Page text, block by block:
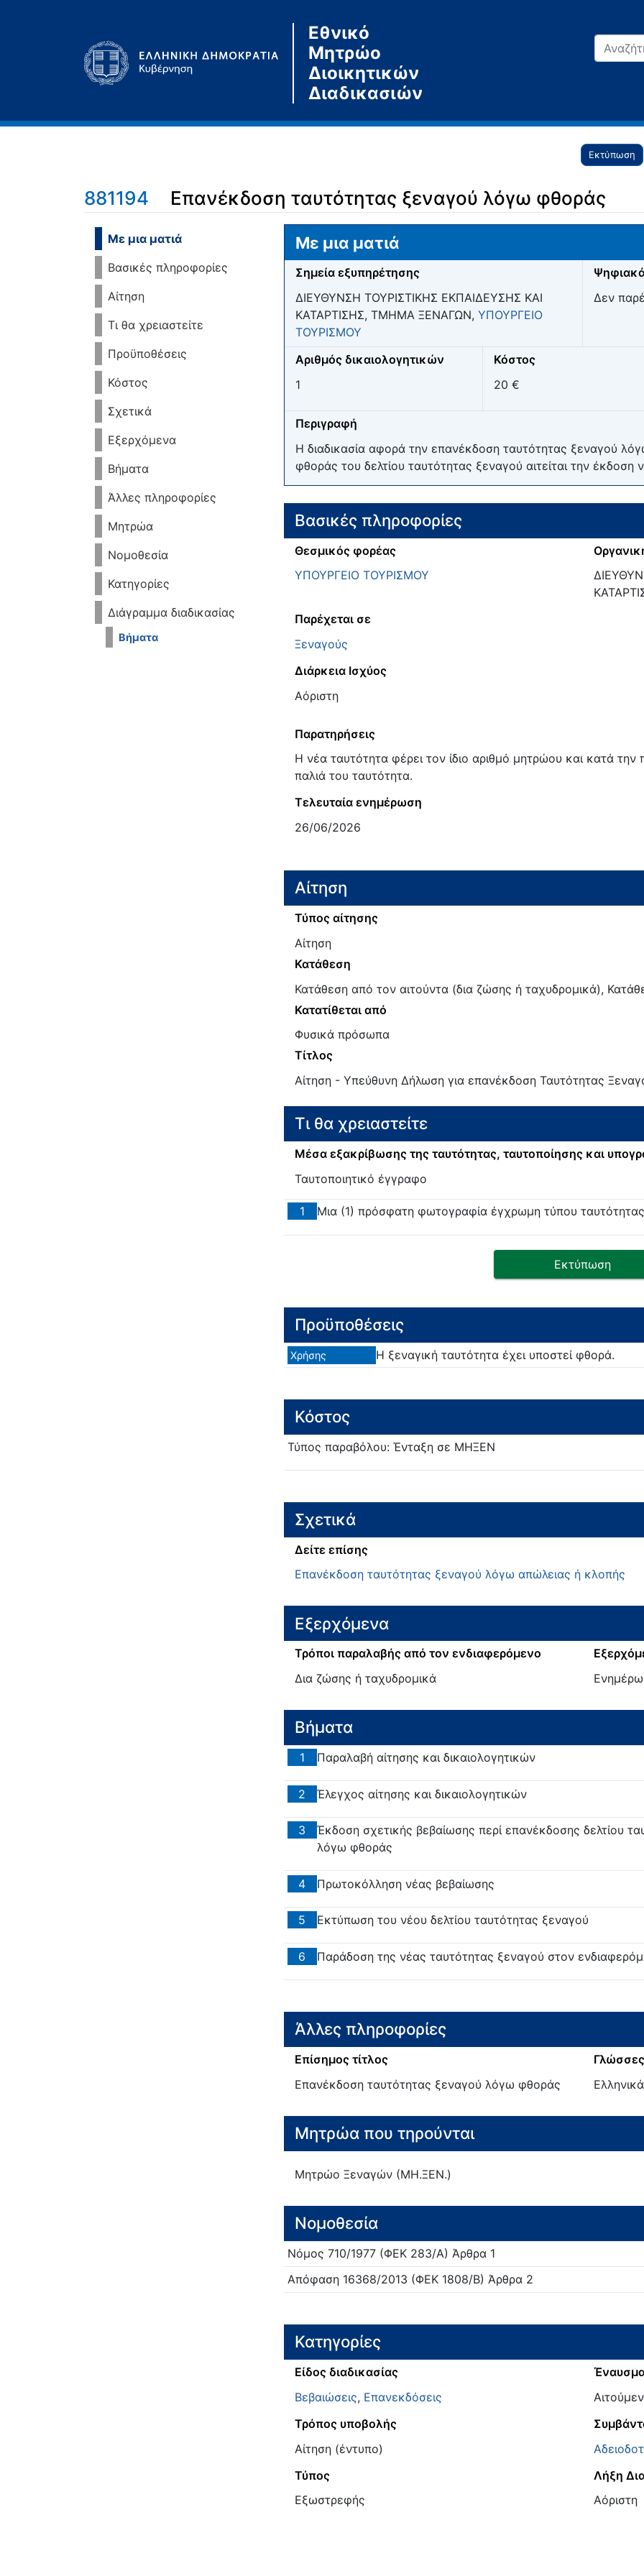
Εθνικό
Μητρώο
Διοικητικών
Διαδικασιών
Εκτύπωση
881194 Επανέκδοση ταυτότητας ξεναγού λόγω φθοράς
Μετάβαση σε: πλοήγηση
Με μια ματιά
Βασικές πληροφορίες
Αίτηση
Τι θα χρειαστείτε
Προϋποθέσεις
Κόστος
Σχετικά
Εξερχόμενα
Βήματα
Άλλες πληροφορίες
Μητρώα
Νομοθεσία
Κατηγορίες
Διάγραμμα διαδικασίας
Βήματα
Με μια ματιά
Σημεία εξυπηρέτησης
ΔΙΕΥΘΥΝΣΗ ΤΟΥΡΙΣΤΙΚΗΣ ΕΚΠΑΙΔΕΥΣΗΣ ΚΑΙ
ΚΑΤΑΡΤΙΣΗΣ, ΤΜΗΜΑ ΞΕΝΑΓΩΝ, ΥΠΟΥΡΓΕΙΟ
ΤΟΥΡΙΣΜΟΥ
Δεν
Αριθμός δικαιολογητικών
1
Κόστος
20 €
Περιγραφή
Η διαδικασία αφορά την επανέκδοση ταυτότητας ξεναγού
φθοράς του δελτίου ταυτότητας ξεναγού αιτείται την έκδοση
Βασικές πληροφορίες
Θεσμικός φορέας
ΥΠΟΥΡΓΕΙΟ ΤΟΥΡΙΣΜΟΥ
Παρέχεται σε
Ξεναγούς
Διάρκεια Ισχύος
Αόριστη
Παρατηρήσεις
Η νέα ταυτότητα φέρει τον ίδιο αριθμό μητρώου και κατά
παλιά του ταυτότητα.
Τελευταία ενημέρωση
26/06/2026
Αίτηση
Τύπος αίτησης
Αίτηση
Κατάθεση
Κατάθεση από τον αιτούντα (δια ζώσης ή ταχυδρομικά),
Κατατίθεται από
Φυσικά πρόσωπα
Τίτλος
Αίτηση - Υπεύθυνη Δήλωση για επανέκδοση Ταυτότητας
Τι θα χρειαστείτε
Μέσα εξακρίβωσης της ταυτότητας, ταυτοποίησης και
Ταυτοποιητικό έγγραφο
1 Μια (1) πρόσφατη φωτογραφία έγχρωμη τύπου
Εκτύπωση
Προϋποθέσεις
Χρήσης Η ξεναγική ταυτότητα έχει υποστεί φθορά.
Κόστος
Τύπος παραβόλου: Ένταξη σε ΜΗΞΕΝ
Σχετικά
Δείτε επίσης
Επανέκδοση ταυτότητας ξεναγού λόγω απώλειας ή κλοπής
Εξερχόμενα
Τρόποι παραλαβής από τον ενδιαφερόμενο
Δια ζώσης ή ταχυδρομικά
Βήματα
1 Παραλαβή αίτησης και δικαιολογητικών
2 Έλεγχος αίτησης και δικαιολογητικών
3
Έκδοση σχετικής βεβαίωσης περί επανέκδοσης δελτίου
λόγω φθοράς
4 Πρωτοκόλληση νέας βεβαίωσης
5 Εκτύπωση του νέου δελτίου ταυτότητας ξεναγού
6 Παράδοση της νέας ταυτότητας ξεναγού στον
Άλλες πληροφορίες
Επίσημος τίτλος
Επανέκδοση ταυτότητας ξεναγού λόγω φθοράς
Ελληνικά
Μητρώα που τηρούνται
Μητρώο Ξεναγών (ΜΗ.ΞΕΝ.)
Νομοθεσία
Νόμος 710/1977(ΦΕΚ 283/Α) Άρθρα 1
Απόφαση16368/2013 (ΦΕΚ 1808/Β) Άρθρα 2
Κατηγορίες
Είδος διαδικασίας
Βεβαιώσεις, Επανεκδόσεις
Τρόπος υποβολής
Αίτηση (έντυπο)
Τύπος
Εξωστρεφής
Λήξη
Αόριστη